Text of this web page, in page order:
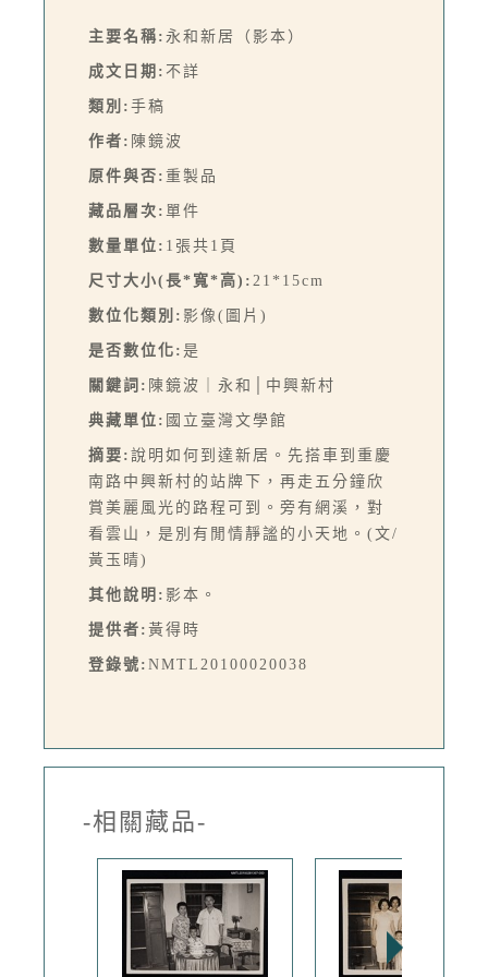
主要名稱: 永和新居（影本）
成文日期: 不詳
類別: 手稿
作者: 陳鏡波
原件與否: 重製品
藏品層次: 單件
數量單位: 1張共1頁
尺寸大小(長*寬*高): 21*15cm
數位化類別: 影像(圖片)
是否數位化: 是
關鍵詞: 陳鏡波｜永和│中興新村
典藏單位: 國立臺灣文學館
摘要: 說明如何到達新居。先搭車到重慶
南路中興新村的站牌下，再走五分鐘欣
賞美麗風光的路程可到。旁有網溪，對
看雲山，是別有閒情靜謐的小天地。(文/
黃玉晴)
其他說明: 影本。
提供者: 黃得時
登錄號: NMTL20100020038
-相關藏品-